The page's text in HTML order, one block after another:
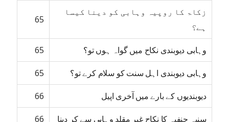
زکاۃ کا روپیہ وہابی کو دینا کیسا
ہے؟
65
وہابی دیوبندی نکاح میں گواہ ہوں تو؟ 65
وہابی دیوبندی اہل سنت کو سلام کرے تو؟ 65
دیوبندیوں کے بارے میں آخری اپیل 66
سنیہ حنفیہ کا نکاح غیر مقلد وہابی سے کر دینا 66